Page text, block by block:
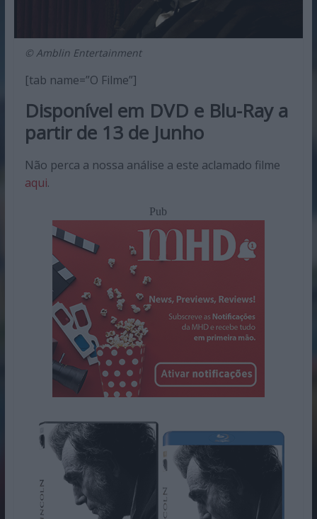
© Amblin Entertainment
[tab name=”O Filme”]
Disponível em DVD e Blu-Ray a
partir de 13 de Junho
Não perca a nossa análise a este aclamado filme
aqui.
Pub